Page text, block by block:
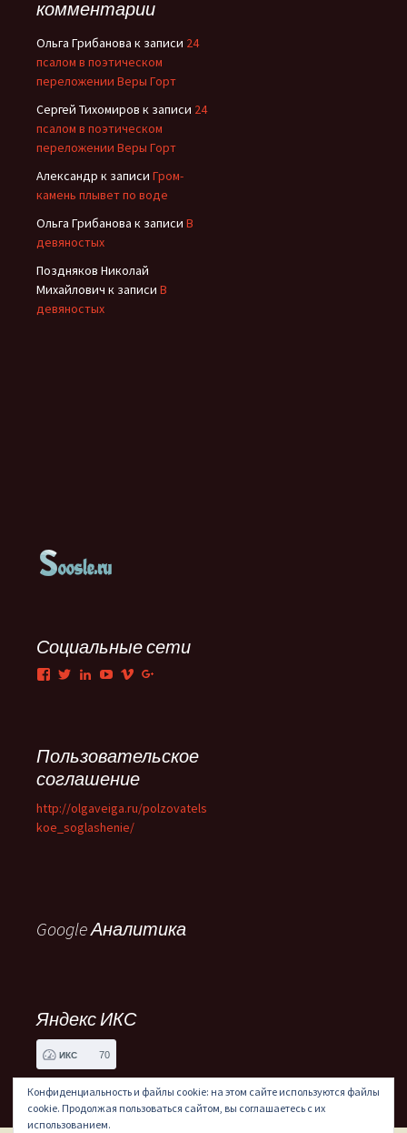
комментарии
Ольга Грибанова к записи 24
псалом в поэтическом
переложении Веры Горт
Сергей Тихомиров к записи 24
псалом в поэтическом
переложении Веры Горт
Александр к записи Гром-
камень плывет по воде
Ольга Грибанова к записи В
девяностых
Поздняков Николай
Михайлович к записи В
девяностых
Социальные сети
Facebook
TwitterLinkedIn
YouTube
Vimeo
Пользовательское
соглашение
http://olgaveiga.ru/polzovatels
koe_soglashenie/
Google Аналитика
Яндекс ИКС
ИКС 70
Конфиденциальность и файлы cookie: на этом сайте используются файлы
cookie. Продолжая пользоваться сайтом, вы соглашаетесь с их
использованием.